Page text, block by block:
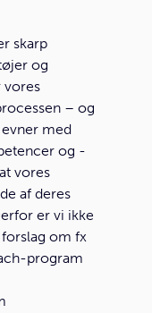
skarp
og
vores
– og
med
og -
vores
af deres
er vi ikke
om fx
program